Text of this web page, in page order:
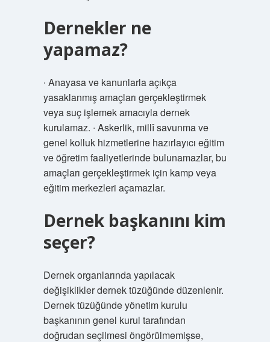
Dernekler ne
yapamaz?
∙ Anayasa ve kanunlarla açıkça
yasaklanmış amaçları gerçekleştirmek
veya suç işlemek amacıyla dernek
kurulamaz. ∙ Askerlik, millî savunma ve
genel kolluk hizmetlerine hazırlayıcı eğitim
ve öğretim faaliyetlerinde bulunamazlar, bu
amaçları gerçekleştirmek için kamp veya
eğitim merkezleri açamazlar.
Dernek başkanını kim
seçer?
Dernek organlarında yapılacak
değişiklikler dernek tüzüğünde düzenlenir.
Dernek tüzüğünde yönetim kurulu
başkanının genel kurul tarafından
doğrudan seçilmesi öngörülmemişse,